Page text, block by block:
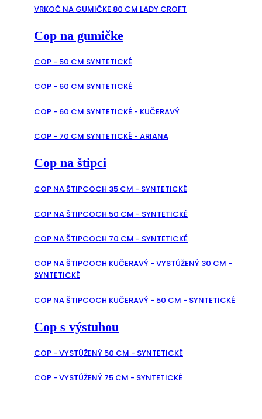
VRKOČ NA GUMIČKE 80 CM LADY CROFT
Cop na gumičke
COP - 50 CM SYNTETICKÉ
COP - 60 CM SYNTETICKÉ
COP - 60 CM SYNTETICKÉ - KUČERAVÝ
COP - 70 CM SYNTETICKÉ - ARIANA
Cop na štipci
COP NA ŠTIPCOCH 35 CM - SYNTETICKÉ
COP NA ŠTIPCOCH 50 CM - SYNTETICKÉ
COP NA ŠTIPCOCH 70 CM - SYNTETICKÉ
COP NA ŠTIPCOCH KUČERAVÝ - VYSTÚŽENÝ 30 CM -
SYNTETICKÉ
COP NA ŠTIPCOCH KUČERAVÝ - 50 CM - SYNTETICKÉ
Cop s výstuhou
COP - VYSTÚŽENÝ 50 CM - SYNTETICKÉ
COP - VYSTÚŽENÝ 75 CM - SYNTETICKÉ